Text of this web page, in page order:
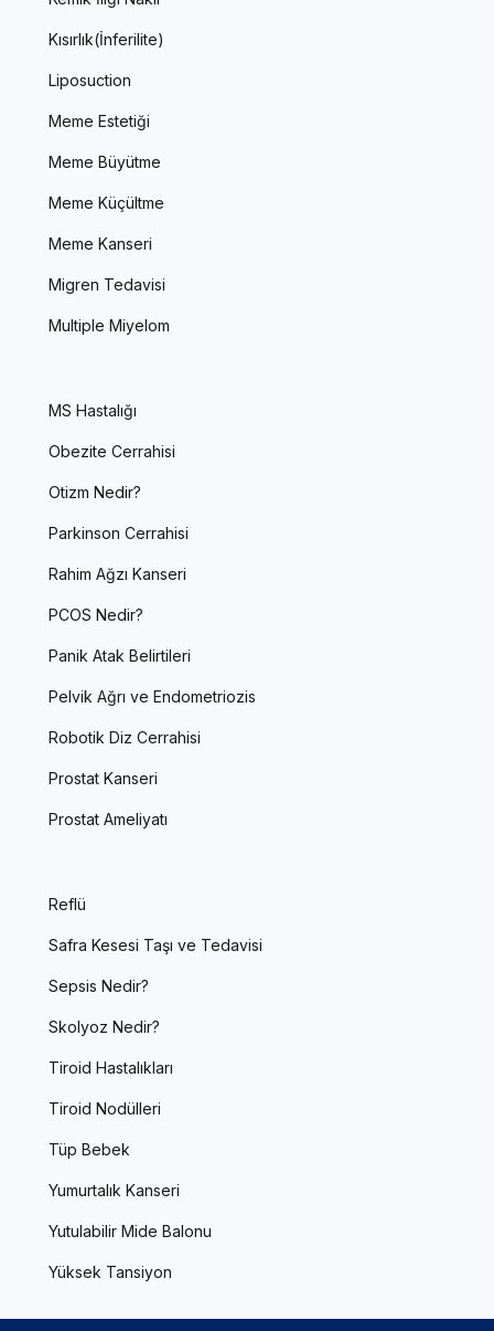
Kısırlık(İnferilite)
Liposuction
Meme Estetiği
Meme Büyütme
Meme Küçültme
Meme Kanseri
Migren Tedavisi
Multiple Miyelom
MS Hastalığı
Obezite Cerrahisi
Otizm Nedir?
Parkinson Cerrahisi
Rahim Ağzı Kanseri
PCOS Nedir?
Panik Atak Belirtileri
Pelvik Ağrı ve Endometriozis
Robotik Diz Cerrahisi
Prostat Kanseri
Prostat Ameliyatı
Reflü
Safra Kesesi Taşı ve Tedavisi
Sepsis Nedir?
Skolyoz Nedir?
Tiroid Hastalıkları
Tiroid Nodülleri
Tüp Bebek
Yumurtalık Kanseri
Yutulabilir Mide Balonu
Yüksek Tansiyon